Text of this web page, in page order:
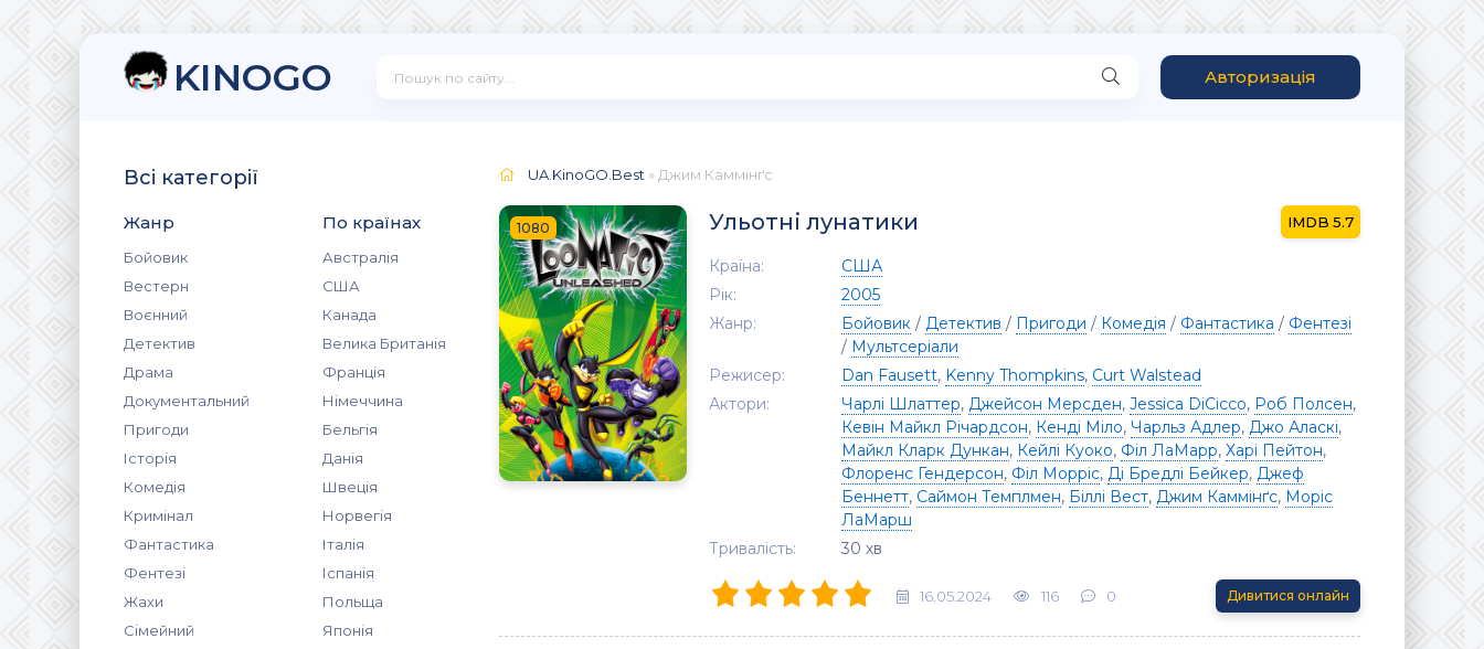
KINOGO Авторизація
Всі категорії
Жанр
Бойовик
Вестерн
Воєнний
Детектив
Драма
Документальний
Пригоди
Історія
Комедія
Кримінал
Фантастика
Фентезі
Жахи
Сімейний
По країнах
Австралія
США
Канада
Велика Британія
Франція
Німеччина
Бельгія
Данія
Швеція
Норвегія
Італія
Іспанія
Польща
Японія
UA.KinoGO.Best » Джим Каммінґс
1080 Ульотні лунатики 5.7
Країна:
США
Рік:
2005
Жанр:
Бойовик / Детектив / Пригоди / Комедія / Фантастика / Фентезі
/ Мультсеріали
Режисер:
Dan Fausett, Kenny Thompkins, Curt Walstead
Актори:
Чарлі Шлаттер, Джейсон Мерсден, Jessica DiCicco, Роб Полсен,
Кевін Майкл Річардсон, Кенді Міло, Чарльз Адлер, Джо Аласкі,
Майкл Кларк Дункан, Кейлі Куоко, Філ ЛаМарр, Харі Пейтон,
Флоренс Гендерсон, Філ Морріс, Ді Бредлі Бейкер, Джеф
Беннетт, Саймон Темплмен, Біллі Вест, Джим Каммінґс, Моріс
ЛаМарш
Тривалість:
30 хв
16.05.2024 116 0 Дивитися онлайн